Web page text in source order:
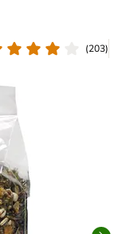
(203)